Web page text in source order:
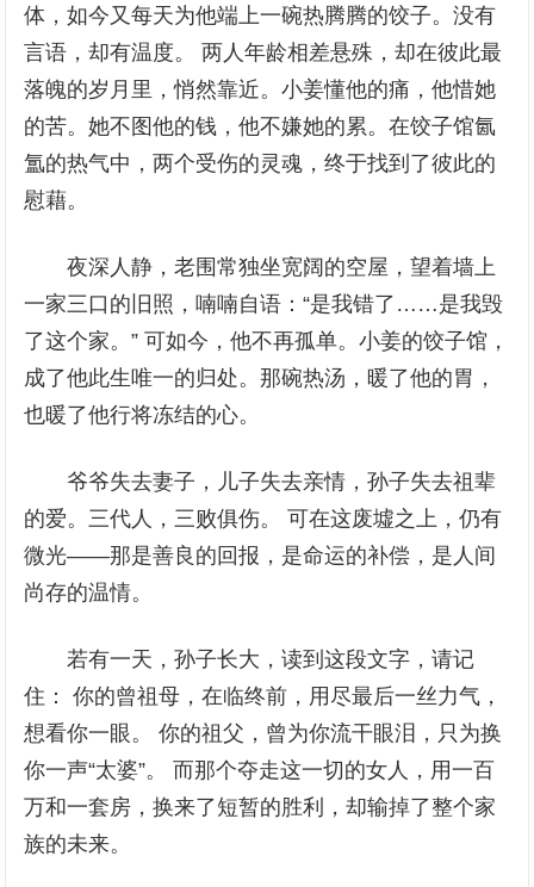
体，如今又每天为他端上一碗热腾腾的饺子。没有
言语，却有温度。 两人年龄相差悬殊，却在彼此最
落魄的岁月里，悄然靠近。小姜懂他的痛，他惜她
的苦。她不图他的钱，他不嫌她的累。在饺子馆氤
氲的热气中，两个受伤的灵魂，终于找到了彼此的
慰藉。
夜深人静，老围常独坐宽阔的空屋，望着墙上
一家三口的旧照，喃喃自语：“是我错了……是我毁
了这个家。” 可如今，他不再孤单。小姜的饺子馆，
成了他此生唯一的归处。那碗热汤，暖了他的胃，
也暖了他行将冻结的心。
爷爷失去妻子，儿子失去亲情，孙子失去祖辈
的爱。三代人，三败俱伤。 可在这废墟之上，仍有
微光——那是善良的回报，是命运的补偿，是人间
尚存的温情。
若有一天，孙子长大，读到这段文字，请记
住： 你的曾祖母，在临终前，用尽最后一丝力气，
想看你一眼。 你的祖父，曾为你流干眼泪，只为换
你一声“太婆”。 而那个夺走这一切的女人，用一百
万和一套房，换来了短暂的胜利，却输掉了整个家
族的未来。